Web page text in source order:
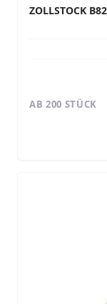
ZOLLSTOCK
AB 200 STÜCK